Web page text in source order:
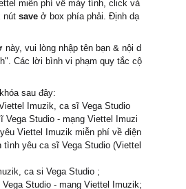
miễn phí về máy tính, click và
nút save ở box phía phải. Định dạ
vui lòng nhập tên bạn & nội d
Các lời bình vi phạm quy tắc cộ
sau đây:
Imuzik, ca sĩ Vega Studio
Studio - mạng Viettel Imuzi
Viettel Imuzik miễn phí về điện
yêu ca sĩ Vega Studio (Viettel
ca si Vega Studio ;
Studio - mang Viettel Imuzik;